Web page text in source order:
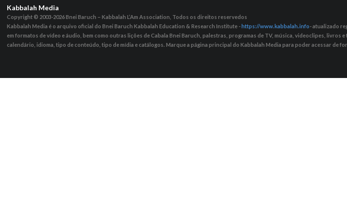
Kabbalah Media
Copyright © 2003-2026Bnei Baruch – Kabbalah L’Am Association, Todos os direitos reservedos
Kabbalah Media é o arquivo oficial do Bnei Baruch Kabbalah Education & Research Institute -https://www.kabbalah.info- atualizado
em formatos de vídeo e áudio, bem como outras lições de Cabala Bnei Baruch, palestras, programas de TV, música, videoclipes,
calendário, idioma, tipo de conteúdo, tipo de mídia e catálogos. Marque a página principal do Kabbalah Media para poder acessar de